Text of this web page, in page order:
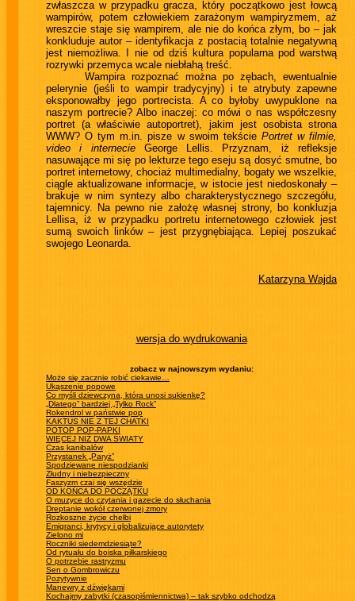
zwłaszcza w przypadku gracza, który początkowo jest łowcą
wampirów, potem człowiekiem zarażonym wampiryzmem, aż
wreszcie staje się wampirem, ale nie do końca złym, bo – jak
konkluduje autor – identyfikacja z postacią totalnie negatywną
jest niemożliwa. I nie od dziś kultura popularna pod warstwą
rozrywki przemyca wcale niebłahą treść.
Wampira rozpoznać można po zębach, ewentualnie
pelerynie (jeśli to wampir tradycyjny) i te atrybuty zapewne
eksponowałby jego portrecista. A co byłoby uwypuklone na
naszym portrecie? Albo inaczej: co mówi o nas współczesny
portret (a właściwie autoportret), jakim jest osobista strona
WWW? O tym m.in. pisze w swoim tekście Portret w filmie,
video i internecieGeorge Lellis. Przyznam, iż refleksje
nasuwające mi się po lekturze tego eseju są dosyć smutne, bo
portret internetowy, chociaż multimedialny, bogaty we wszelkie,
ciągle aktualizowane informacje, w istocie jest niedoskonały –
brakuje w nim syntezy albo charakterystycznego szczegółu,
tajemnicy. Na pewno nie założę własnej strony, bo konkluzja
Lellisa, iż w przypadku portretu internetowego człowiek jest
sumą swoich linków – jest przygnębiająca. Lepiej poszukać
swojego Leonarda.
Katarzyna Wajda
wersja do wydrukowania
zobacz w najnowszym wydaniu:
Może się zacznie robić ciekawie…
Ukąszenie popowe
Co myśli dziewczyna, która unosi sukienkę?
„Dlatego” bardziej „Tylko Rock”
Rokendrol w państwie pop
KAKTUS NIE Z TEJ CHATKI
POTOP POP-PAPKI
WIĘCEJ NIŻ DWA ŚWIATY
Czas kanibalów
Przystanek „Paryż”
Spodziewane niespodzianki
Złudny i niebezpieczny
Faszyzm czai się wszędzie
OD KOŃCA DO POCZĄTKU
O muzyce do czytania i gazecie do słuchania
Dreptanie wokół czerwonej zmory
Rozkoszne życie chełbi
Emigranci, krytycy i globalizujące autorytety
Zielono mi
Roczniki siedemdziesiąte?
Od rytuału do boiska piłkarskiego
O potrzebie rastryzmu
Sen o Gombrowiczu
Pozytywnie
Manewry z dźwiękami
Kochajmy zabytki (czasopiśmiennictwa) – tak szybko odchodzą